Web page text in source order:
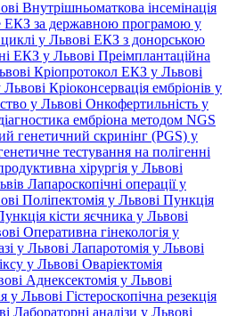
Внутрішньоматкова інсемінація
ЕКЗ за державною програмою у
у Львові ЕКЗ з донорською
ЕКЗ у Львові Преімплантаційна
Кріопротокол ЕКЗ у Львові
Львові Кріоконсервація ембріонів у
у Львові Онкофертильність у
ембріона методом NGS
генетичний скринінг (PGS) у
тестування на полігенні
хірургія у Львові
Лапароскопічні операції у
Поліпектомія у Львові Пункція
кісти яєчника у Львові
Оперативна гінекологія у
у Львові Лапаротомія у Львові
у Львові Оваріектомія
Аднексектомія у Львові
у Львові Гістероскопічна резекція
Лабораторні аналізи у Львові